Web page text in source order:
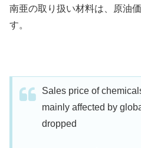
南亜の取り扱い材料は、原油
す。
Sales price of
mainly affected by
dropped